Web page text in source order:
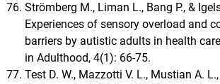
Strömberg M., Liman L., Bang P., &
Experiences of sensory overload and
barriers by autistic adults in health
in Adulthood, 4(1): 66-75.
Test D. W., Mazzotti V. L., Mustian A.